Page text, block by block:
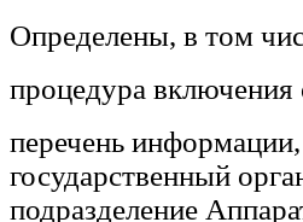
Определены, в том
процедура включения
перечень
государственный
подразделение